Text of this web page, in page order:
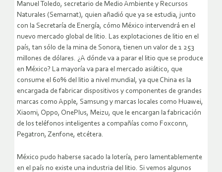
Manuel Toledo, secretario de Medio Ambiente y Recursos
Naturales (Semarnat), quien añadió que ya se estudia, junto
con la Secretaría de Energía, cómo México intervendrá en el
nuevo mercado global de litio. Las explotaciones de litio en el
país, tan sólo de la mina de Sonora, tienen un valor de 1 253
millones de dólares. ¿A dónde va a parar el litio que se produce
en México? La mayoría va para el mercado asiático, que
consume el 60% del litio a nivel mundial, ya que China es la
encargada de fabricar dispositivos y componentes de grandes
marcas como Apple, Samsung y marcas locales como Huawei,
Xiaomi, Oppo, OnePlus, Meizu, que le encargan la fabricación
de los teléfonos inteligentes a compañías como Foxconn,
Pegatron, Zenfone, etcétera.
México pudo haberse sacado la lotería, pero lamentablemente
en el país no existe una industria del litio. Si vemos algunos